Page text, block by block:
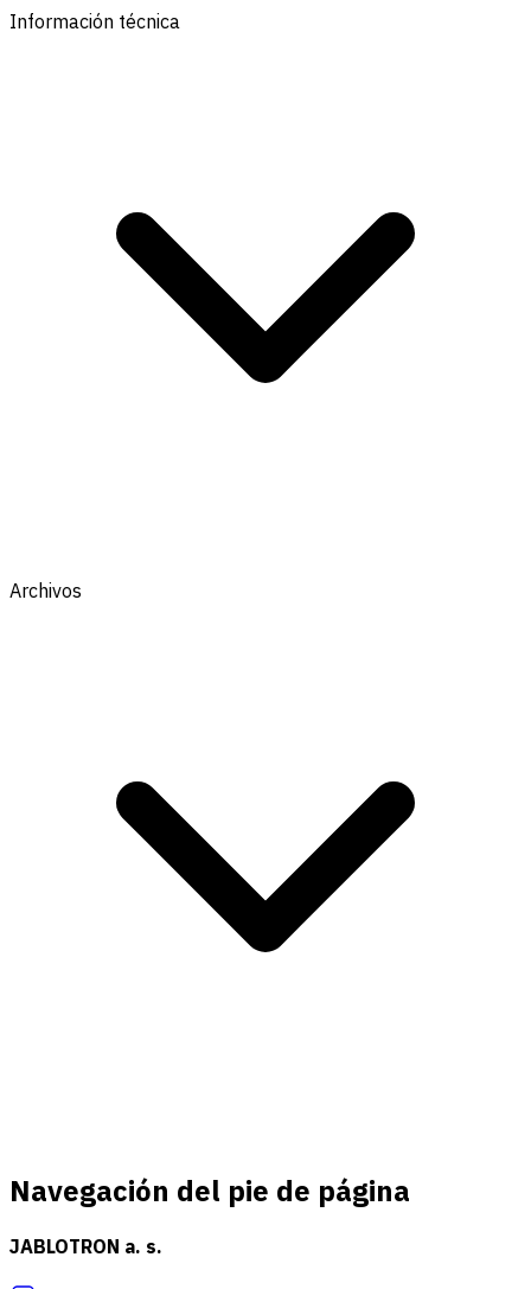
Información técnica
Archivos
Navegación del pie de página
JABLOTRON a. s.